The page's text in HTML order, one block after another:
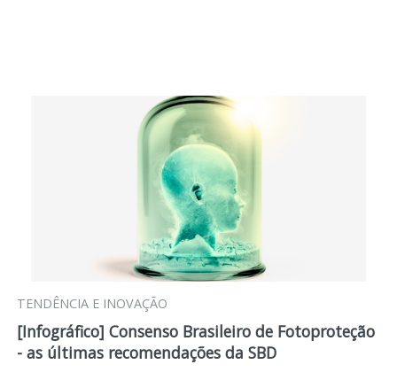
TENDÊNCIA E INOVAÇÃO
[Infográfico] Consenso Brasileiro de Fotoproteção
- as últimas recomendações da SBD